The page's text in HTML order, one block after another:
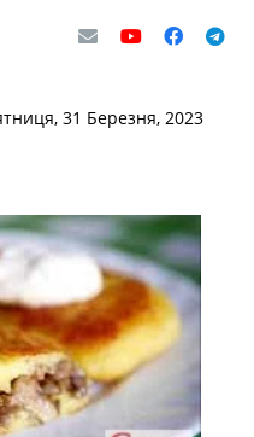
31 Березня, 2023